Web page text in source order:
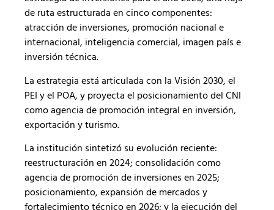
de ruta estructurada en cinco componentes:
atracción de inversiones, promoción nacional e
internacional, inteligencia comercial, imagen país e
inversión técnica.
La estrategia está articulada con la Visión 2030, el
PEI y el POA, y proyecta el posicionamiento del CNI
como agencia de promoción integral en inversión,
exportación y turismo.
La institución sintetizó su evolución reciente:
reestructuración en 2024; consolidación como
agencia de promoción de inversiones en 2025;
posicionamiento, expansión de mercados y